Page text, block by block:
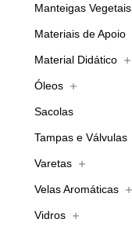
Manteigas Vegetais
Materiais de Apoio
Material Didático
Óleos
Sacolas
Tampas e Válvulas
Varetas
Velas Aromáticas
Vidros